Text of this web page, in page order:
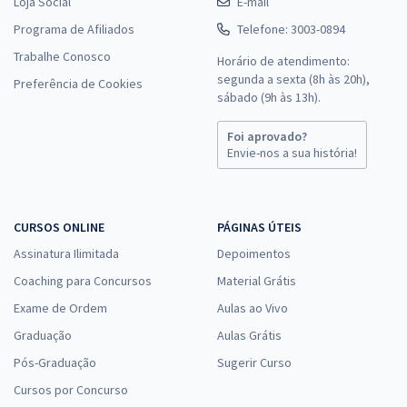
Programa de Afiliados
Trabalhe Conosco
Preferência de Cookies
Telefone: 3003-0894
Horário de atendimento:
segunda a sexta (8h às 20h),
sábado (9h às 13h).
Foi aprovado?
Envie-nos a sua história!
CURSOS ONLINE
Assinatura Ilimitada
Coaching para Concursos
Exame de Ordem
Graduação
Pós-Graduação
Cursos por Concurso
PÁGINAS ÚTEIS
Depoimentos
Material Grátis
Aulas ao Vivo
Aulas Grátis
Sugerir Curso